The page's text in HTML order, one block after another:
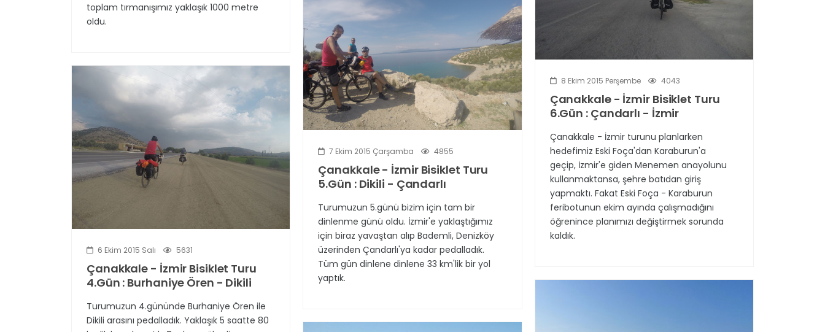
toplam tırmanışımız yaklaşık 1000 metre
oldu.
8 Ekim 2015 Perşembe 4043
Çanakkale - İzmir Bisiklet Turu
6.Gün : Çandarlı - İzmir
Çanakkale - İzmir turunu planlarken
hedefimiz Eski Foça'dan Karaburun'a
geçip, İzmir'e giden Menemen anayolunu
kullanmaktansa, şehre batıdan giriş
yapmaktı. Fakat Eski Foça - Karaburun
feribotunun ekim ayında çalışmadığını
öğrenince planımızı değiştirmek sorunda
kaldık.
7 Ekim 2015 Çarşamba 4855
Çanakkale - İzmir Bisiklet Turu
5.Gün : Dikili - Çandarlı
Turumuzun 5.günü bizim için tam bir
dinlenme günü oldu. İzmir'e yaklaştığımız
için biraz yavaştan alıp Bademli, Denizköy
üzerinden Çandarlı'ya kadar pedalladık.
Tüm gün dinlene dinlene 33 km'lik bir yol
yaptık.
6 Ekim 2015 Salı 5631
Çanakkale - İzmir Bisiklet Turu
4.Gün : Burhaniye Ören - Dikili
Turumuzun 4.gününde Burhaniye Ören ile
Dikili arasını pedalladık. Yaklaşık 5 saatte 80